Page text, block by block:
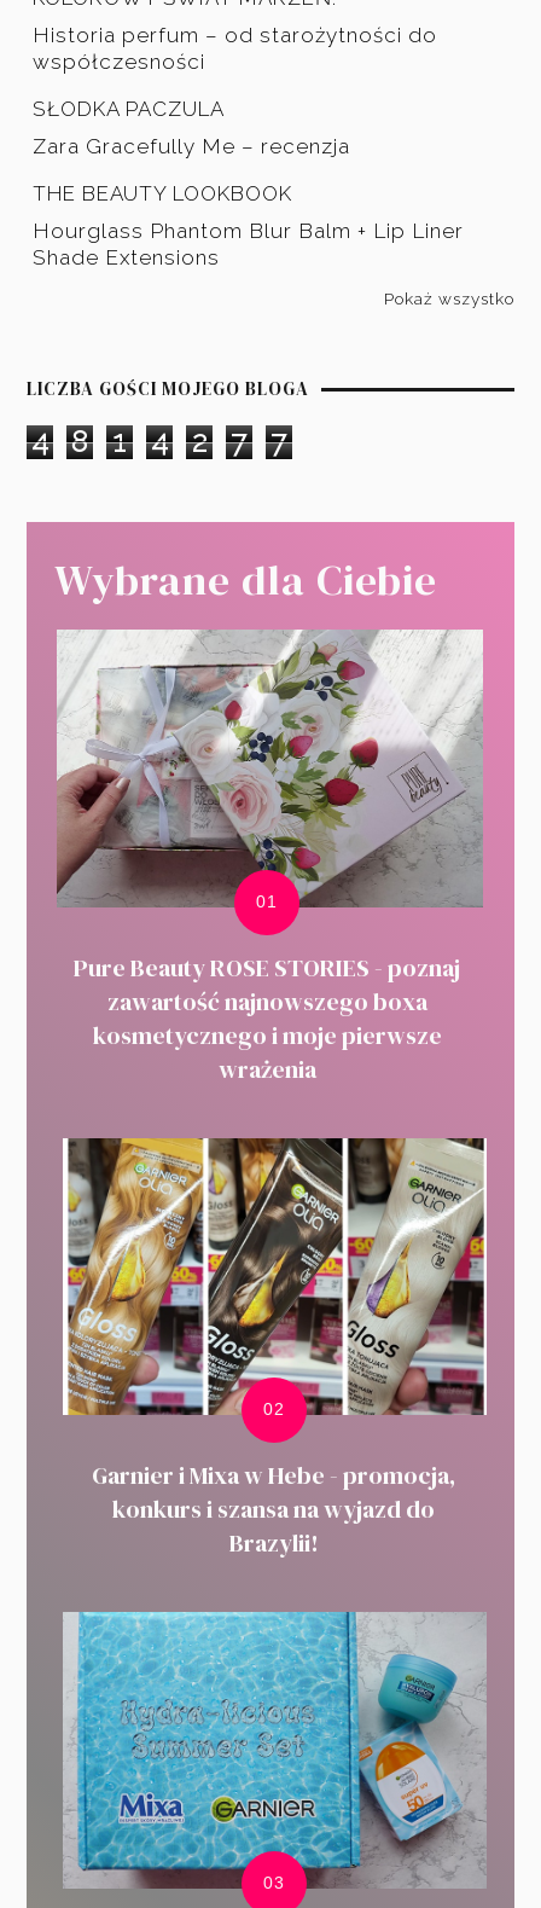
Historia perfum – od starożytności do
współczesności
SŁODKA PACZULA
Zara Gracefully Me – recenzja
THE BEAUTY LOOKBOOK
Hourglass Phantom Blur Balm + Lip Liner
Shade Extensions
Pokaż wszystko
LICZBA GOŚCI MOJEGO BLOGA
4 8 1 4 2 7 7
Wybrane dla Ciebie
Pure Beauty ROSE STORIES - poznaj
zawartość najnowszego boxa
kosmetycznego i moje pierwsze
wrażenia
Garnier i Mixa w Hebe - promocja,
konkurs i szansa na wyjazd do
Brazylii!